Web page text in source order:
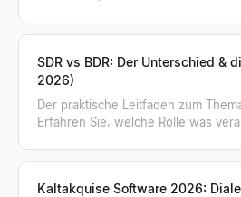
SDR vs BDR: Der Unterschied &
2026)
Der praktische Leitfaden zum
Erfahren Sie, welche Rolle was
Kaltakquise Software 2026: